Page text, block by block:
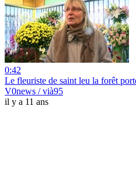
0:42
Le fleuriste de saint leu la forêt
V0news / vià95
il y a 11 ans